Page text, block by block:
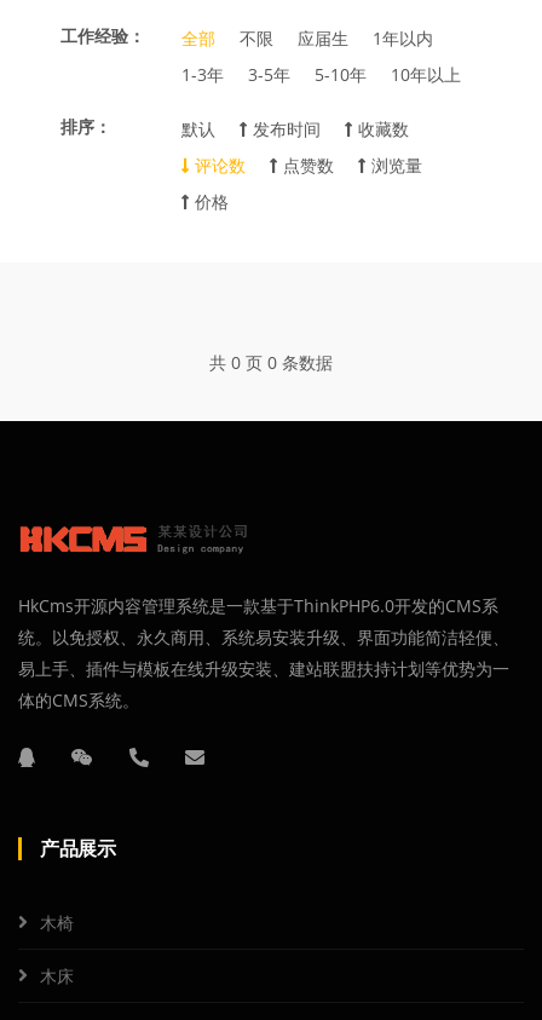
工作经验： 全部 不限 应届生
1年以内
1-3年
3-5年 5-10年 10年以上
排序： 默认 发布时间
收藏数
评论数
点赞数
浏览量
价格
共 0 页 0 条数据
HkCms开源内容管理系统是一款基于ThinkPHP6.0开发的CMS系
统。以免授权、永久商用、系统易安装升级、界面功能简洁轻便、
易上手、插件与模板在线升级安装、建站联盟扶持计划等优势为一
体的CMS系统。
产品展示
木椅
木床